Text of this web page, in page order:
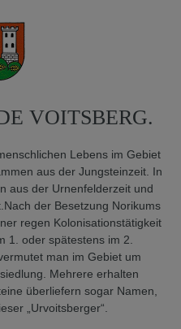
VOITSBERG.
Lebens im Ge­biet
aus der Jungsteinzeit. In
aus der Urnenfel­derzeit und
der Besetzung Norikums
regen Kolonisationstätig­keit
1. oder spätestens im 2.
man im Gebiet um
Mehrere erhalten
überliefern sogar Namen,
„Urvoitsber­ger“.